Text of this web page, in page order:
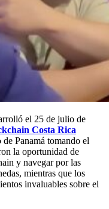
el 25 de julio de
Costa Rica
Panamá tomando el
la oportunidad de
y navegar por las
mientras que los
invaluables sobre el